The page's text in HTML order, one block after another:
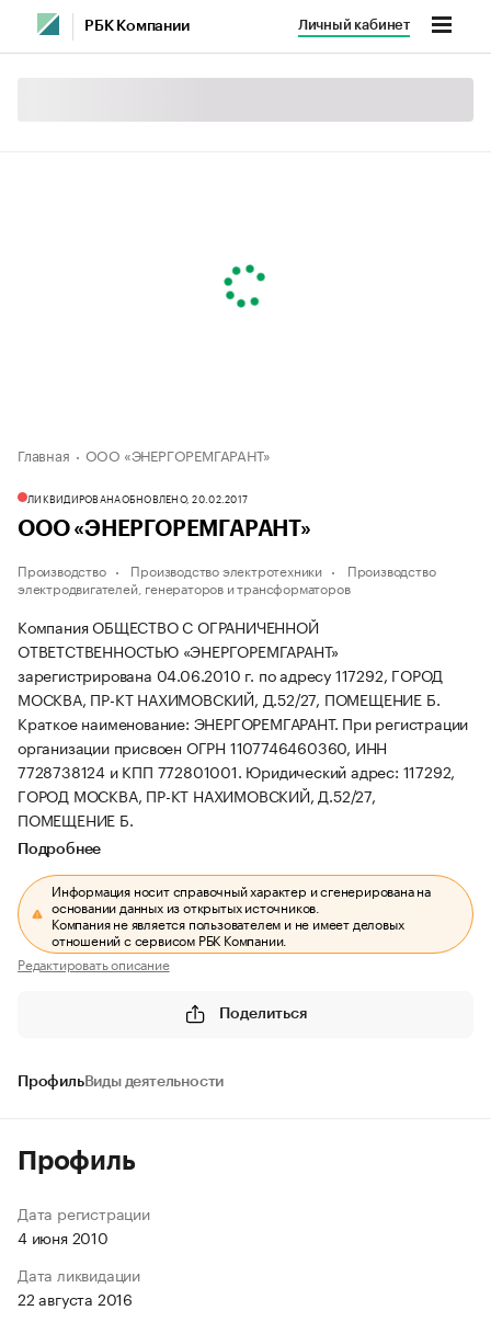
РБК Компании Личный кабинет
Главная ООО «ЭНЕРГОРЕМГАРАНТ»
ЛИКВИДИРОВАНАОБНОВЛЕНО, 20.02.2017
ООО «ЭНЕРГОРЕМГАРАНТ»
Производство Производство электротехники
Производство
электродвигателей, генераторов и трансформаторов
Компания ОБЩЕСТВО С ОГРАНИЧЕННОЙ
ОТВЕТСТВЕННОСТЬЮ «ЭНЕРГОРЕМГАРАНТ»
зарегистрирована 04.06.2010 г. по адресу 117292, ГОРОД
МОСКВА, ПР-КТ НАХИМОВСКИЙ, Д.52/27, ПОМЕЩЕНИЕ Б.
Краткое наименование: ЭНЕРГОРЕМГАРАНТ. При регистрации
организации присвоен ОГРН 1107746460360, ИНН
7728738124 и КПП 772801001. Юридический адрес: 117292,
ГОРОД МОСКВА, ПР-КТ НАХИМОВСКИЙ, Д.52/27,
ПОМЕЩЕНИЕ Б.
Подробнее
Информация носит справочный характер и сгенерирована на
основании данных из открытых источников.
Компания не является пользователем и не имеет деловых
отношений с сервисом РБК Компании.
Редактировать описание
Поделиться
ПрофильВиды деятельности
Профиль
Дата регистрации
4 июня 2010
Дата ликвидации
22 августа 2016